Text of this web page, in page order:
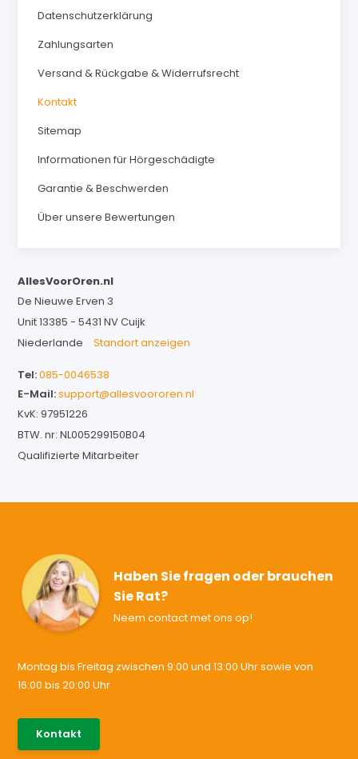
Datenschutzerklärung
Zahlungsarten
Versand & Rückgabe & Widerrufsrecht
Kontakt
Sitemap
Informationen für Hörgeschädigte
Garantie & Beschwerden
Über unsere Bewertungen
AllesVoorOren.nl
De Nieuwe Erven 3
Unit 13385 - 5431 NV Cuijk
Niederlande
Standort anzeigen
Tel:085-0046538
E-Mail:support@allesvoororen.nl
KvK: 97951226
BTW. nr: NL005299150B04
Qualifizierte Mitarbeiter
Haben Sie fragen oder brauchen
Sie Rat?
Neem contact met ons op!
Montag bis Freitag zwischen 9:00 und 13:00 Uhr sowie von
16:00 bis 20:00 Uhr
Kontakt